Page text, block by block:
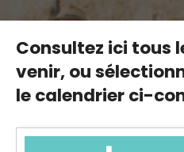
Consultez ici tous
venir,ou
le calendrier ci-